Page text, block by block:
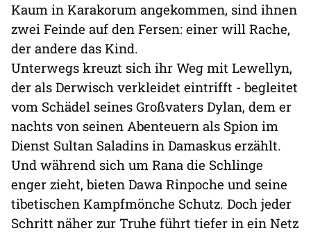
Kaum in Karakorum angekommen, sind ihnen
zwei Feinde auf den Fersen: einer will Rache,
der andere das Kind.
Unterwegs kreuzt sich ihr Weg mit Lewellyn,
der als Derwisch verkleidet eintrifft - begleitet
vom Schädel seines Großvaters Dylan, dem er
nachts von seinen Abenteuern als Spion im
Dienst Sultan Saladins in Damaskus erzählt.
Und während sich um Rana die Schlinge
enger zieht, bieten Dawa Rinpoche und seine
tibetischen Kampfmönche Schutz. Doch jeder
Schritt näher zur Truhe führt tiefer in ein Netz